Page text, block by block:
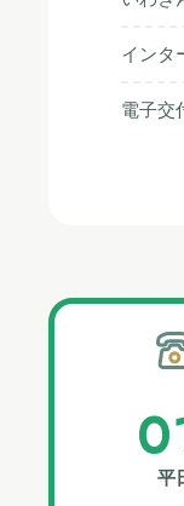
インタ
電子交
平